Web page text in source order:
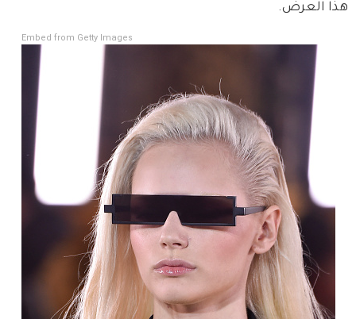
هذا العرض.
Embed from Getty Images